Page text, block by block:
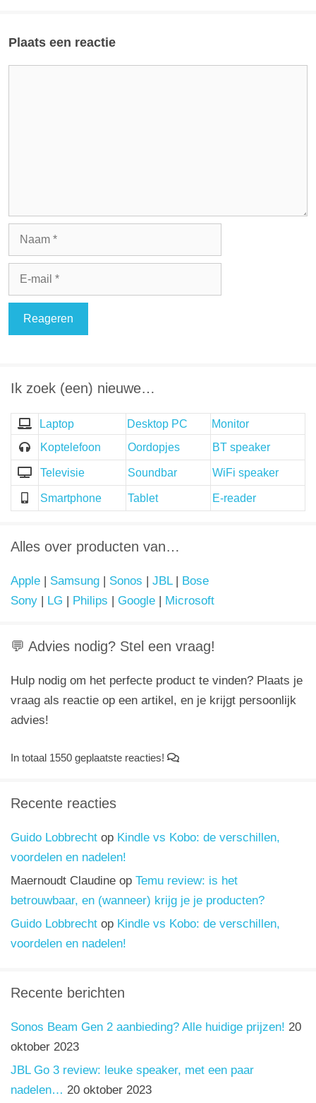
Plaats een reactie
Naam
Ik zoek (een) nieuwe…
Laptop Desktop PC
Monitor
Koptelefoon
Oordopjes BT speaker
Televisie Soundbar WiFi speaker
Smartphone Tablet E-reader
Alles over producten van…
Apple | Samsung | Sonos | JBL| Bose
Sony | LG | Philips | Google | Microsoft
💬 Advies nodig? Stel een vraag!
Hulp nodig om het perfecte product te vinden? Plaats je
vraag als reactie op een artikel, en je krijgt persoonlijk
advies!
In totaal 1550 geplaatste reacties!
Recente reacties
Guido Lobbrecht op Kindle vs Kobo: de verschillen,
voordelen en nadelen!
Maernoudt Claudine op Temu review: is het
betrouwbaar, en (wanneer) krijg je je producten?
Guido Lobbrecht op Kindle vs Kobo: de verschillen,
voordelen en nadelen!
Recente berichten
Sonos Beam Gen 2 aanbieding? Alle huidige prijzen! 20
oktober 2023
JBL Go 3 review: leuke speaker, met een paar
nadelen… 20 oktober 2023